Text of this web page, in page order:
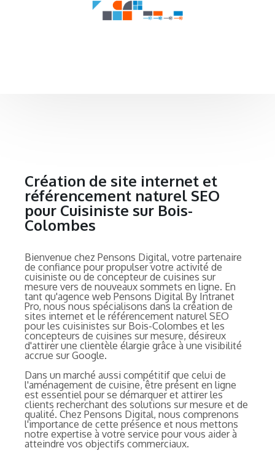
Création de site internet et
référencement naturel SEO
pour Cuisiniste sur Bois-
Colombes
Bienvenue chez Pensons Digital, votre partenaire
de confiance pour propulser votre activité de
cuisiniste ou de concepteur de cuisines sur
mesure vers de nouveaux sommets en ligne. En
tant qu'agence web Pensons Digital By Intranet
Pro, nous nous spécialisons dans la création de
sites internet et le référencement naturel SEO
pour les cuisinistes sur Bois-Colombes et les
concepteurs de cuisines sur mesure, désireux
d'attirer une clientèle élargie grâce à une visibilité
accrue sur Google.
Dans un marché aussi compétitif que celui de
l'aménagement de cuisine, être présent en ligne
est essentiel pour se démarquer et attirer les
clients recherchant des solutions sur mesure et de
qualité. Chez Pensons Digital, nous comprenons
l'importance de cette présence et nous mettons
notre expertise à votre service pour vous aider à
atteindre vos objectifs commerciaux.